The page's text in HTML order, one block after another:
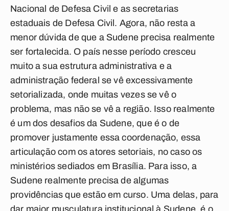
Nacional de Defesa Civil e as secretarias
estaduais de Defesa Civil. Agora, não resta a
menor dúvida de que a Sudene precisa realmente
ser fortalecida. O país nesse período cresceu
muito a sua estrutura administrativa e a
administração federal se vê excessivamente
setorializada, onde muitas vezes se vê o
problema, mas não se vê a região. Isso realmente
é um dos desafios da Sudene, que é o de
promover justamente essa coordenação, essa
articulação com os atores setoriais, no caso os
ministérios sediados em Brasília. Para isso, a
Sudene realmente precisa de algumas
providências que estão em curso. Uma delas, para
dar maior musculatura institucional à Sudene, é o